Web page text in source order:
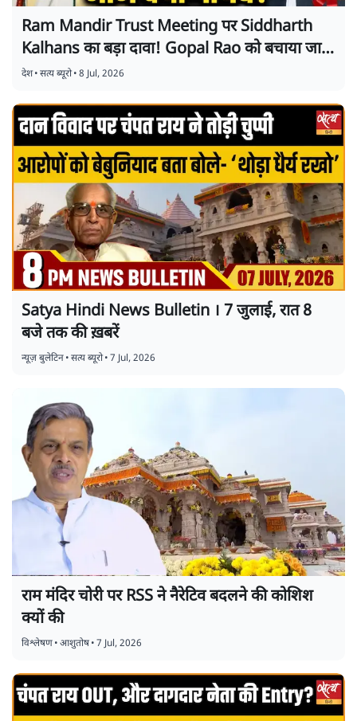
Ram Mandir Trust Meeting पर Siddharth
Kalhans का बड़ा दावा! Gopal Rao को बचाया जा
रहा है?
देश•सत्य ब्यूरो•8 Jul, 2026
Satya Hindi News Bulletin । 7 जुलाई, रात 8
बजे तक की ख़बरें
न्यूज़ बुलेटिन•सत्य ब्यूरो•7 Jul, 2026
राम मंदिर चोरी पर RSS ने नैरेटिव बदलने की कोशिश
क्यों की
विश्लेषण•आशुतोष•7 Jul, 2026